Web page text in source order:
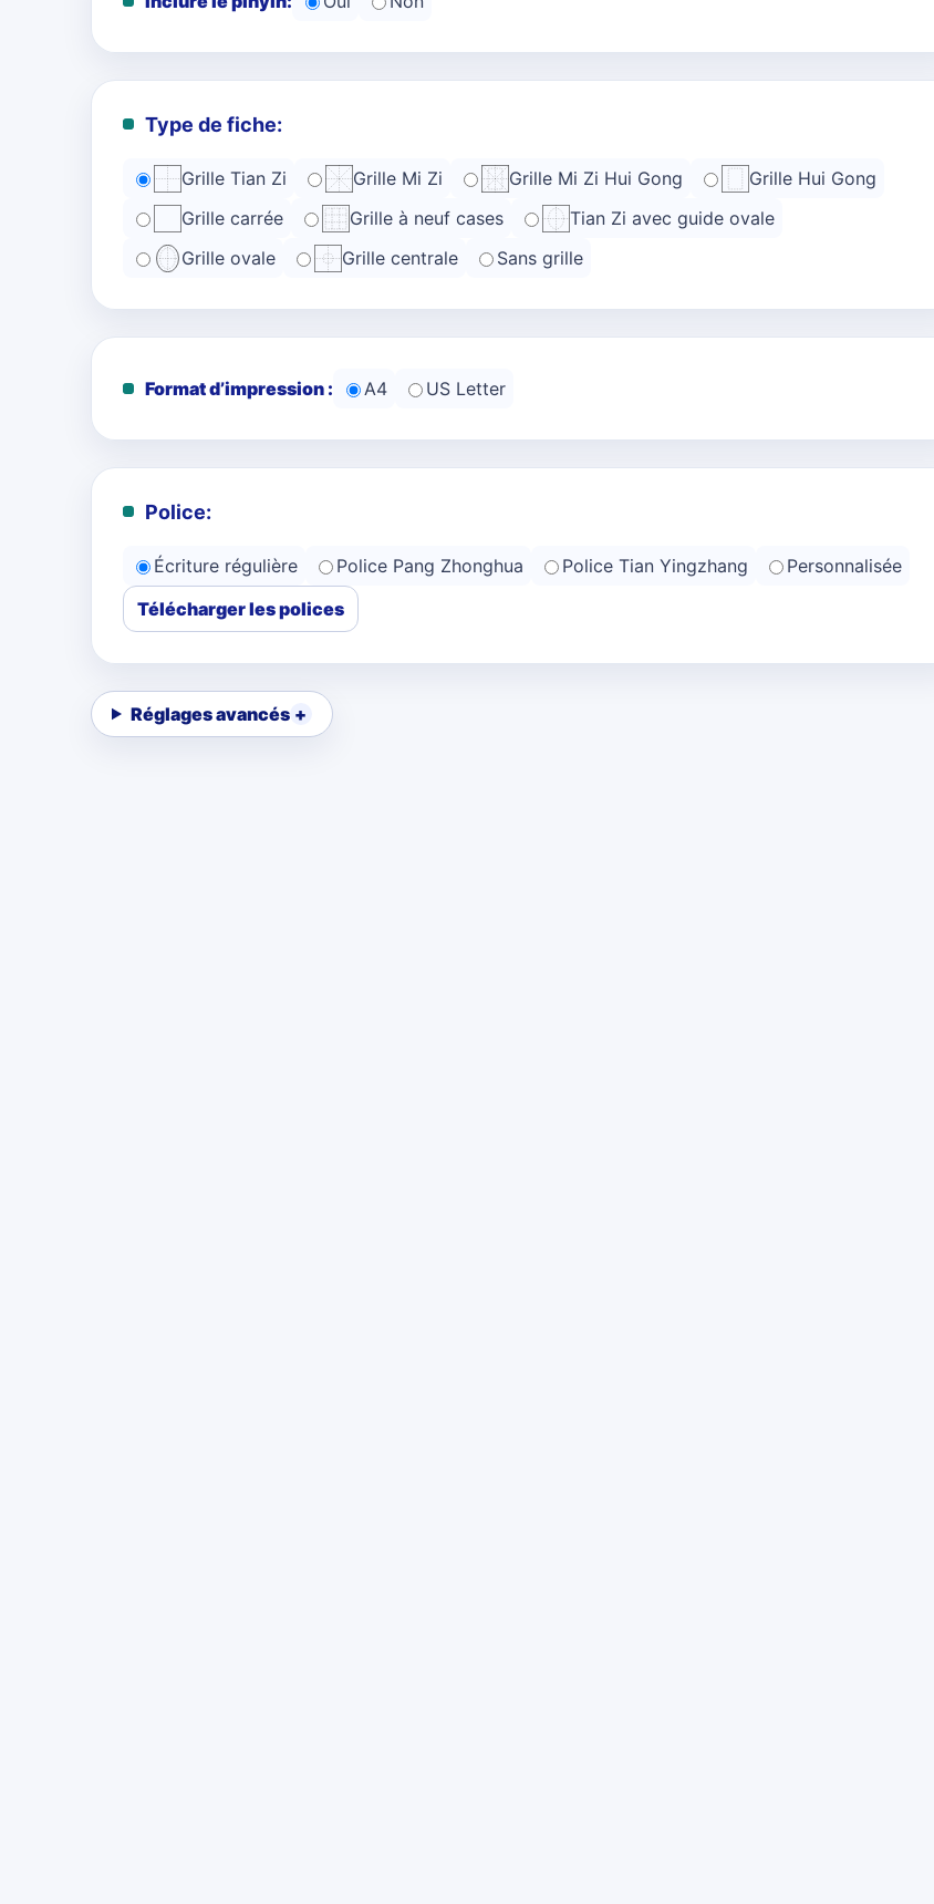
Type de fiche:
Grille Tian Zi Grille Mi Zi Grille Mi Zi Hui Gong
Grille Hui Gong
Grille carrée
Grille à neuf cases
Tian Zi avec guide ovale
Grille ovale
Grille centrale Sans grille
Format d’impression : A4 US Letter
Police:
Écriture régulière Police Pang Zhonghua Police Tian Yingzhang
Personnalisée
Télécharger les polices
Réglages avancés